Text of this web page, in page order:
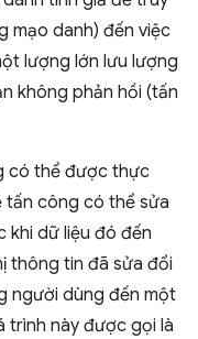
mạo danh) đến việc
lượng lớn lưu lượng
không phản hồi (tấn
có thể được thực
tấn công có thể sửa
khi dữ liệu đó đến
thông tin đã sửa đổi
người dùng đến một
trình này được gọi là